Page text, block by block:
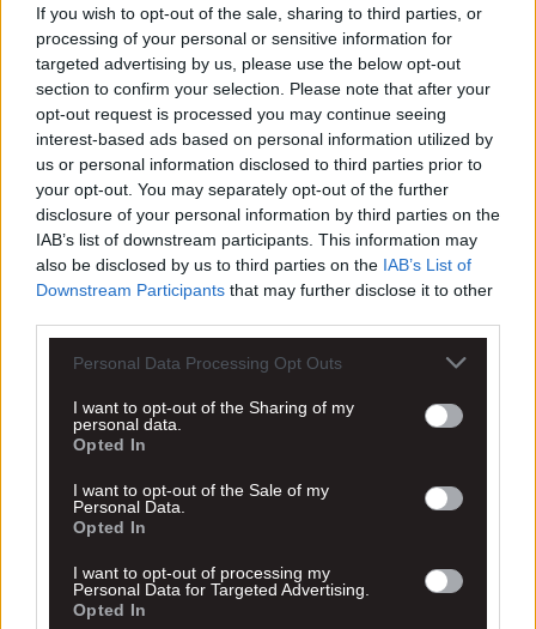
If you wish to opt-out of the sale, sharing to third parties, or
processing of your personal or sensitive information for
targeted advertising by us, please use the below opt-out
section to confirm your selection. Please note that after your
opt-out request is processed you may continue seeing
interest-based ads based on personal information utilized by
us or personal information disclosed to third parties prior to
your opt-out. You may separately opt-out of the further
disclosure of your personal information by third parties on the
IAB’s list of downstream participants. This information may
also be disclosed by us to third parties on the IAB’s List of
Downstream Participants that may further disclose it to other
Personal Data Processing Opt Outs
I want to opt-out of the Sharing of my
personal data.
Opted In
I want to opt-out of the Sale of my
Personal Data.
Opted In
I want to opt-out of processing my
Personal Data for Targeted Advertising.
Opted In